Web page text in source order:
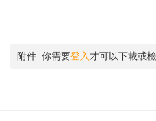
附件: 你需要登入 才可以下載或